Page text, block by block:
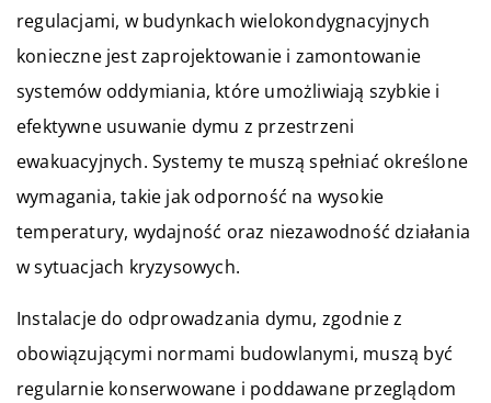
regulacjami, w budynkach wielokondygnacyjnych
konieczne jest zaprojektowanie i zamontowanie
systemów oddymiania, które umożliwiają szybkie i
efektywne usuwanie dymu z przestrzeni
ewakuacyjnych. Systemy te muszą spełniać określone
wymagania, takie jak odporność na wysokie
temperatury, wydajność oraz niezawodność działania
w sytuacjach kryzysowych.
Instalacje do odprowadzania dymu, zgodnie z
obowiązującymi normami budowlanymi, muszą być
regularnie konserwowane i poddawane przeglądom